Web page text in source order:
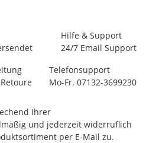
Hilfe & Support
24/7 Email Support
Telefonsupport
Mo-Fr. 07132-3699230
Ihrer
und jederzeit widerruflich
per E-Mail zu.